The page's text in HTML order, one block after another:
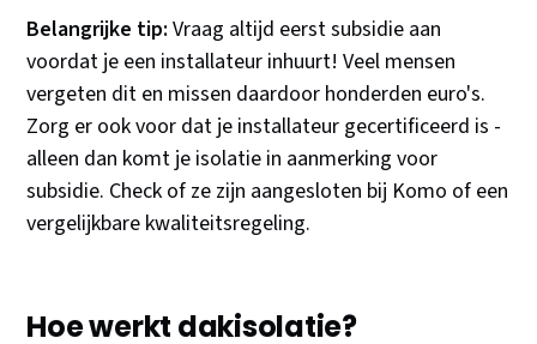
Belangrijke tip: Vraag altijd eerst subsidie aan
voordat je een installateur inhuurt! Veel mensen
vergeten dit en missen daardoor honderden euro's.
Zorg er ook voor dat je installateur gecertificeerd is -
alleen dan komt je isolatie in aanmerking voor
subsidie. Check of ze zijn aangesloten bij Komo of een
vergelijkbare kwaliteitsregeling.
Hoe werkt dakisolatie?